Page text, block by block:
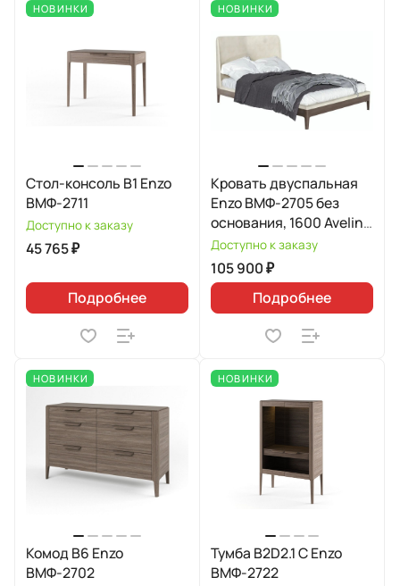
НОВИНКИ
Стол-консоль В1 Enzo
ВМФ-2711
Доступно к заказу
45 765 ₽
Подробнее
НОВИНКИ
Кровать двуспальная
Enzo ВМФ-2705 без
основания, 1600 Avelina
9534
Доступно к заказу
105 900 ₽
Подробнее
НОВИНКИ
Комод В6 Enzo
ВМФ-2702
НОВИНКИ
Тумба B2D2.1 C Enzo
ВМФ-2722